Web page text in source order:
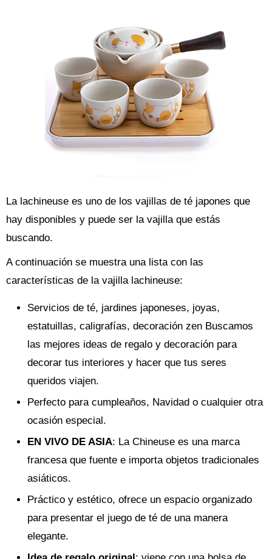
La lachineuse es uno de los vajillas de té japones que
hay disponibles y puede ser la vajilla que estás
buscando.
A continuación se muestra una lista con las
características de la vajilla lachineuse:
Servicios de té, jardines japoneses, joyas,
estatuillas, caligrafías, decoración zen Buscamos
las mejores ideas de regalo y decoración para
decorar tus interiores y hacer que tus seres
queridos viajen.
Perfecto para cumpleaños, Navidad o cualquier otra
ocasión especial.
EN VIVO DE ASIA: La Chineuse es una marca
francesa que fuente e importa objetos tradicionales
asiáticos.
Práctico y estético, ofrece un espacio organizado
para presentar el juego de té de una manera
elegante.